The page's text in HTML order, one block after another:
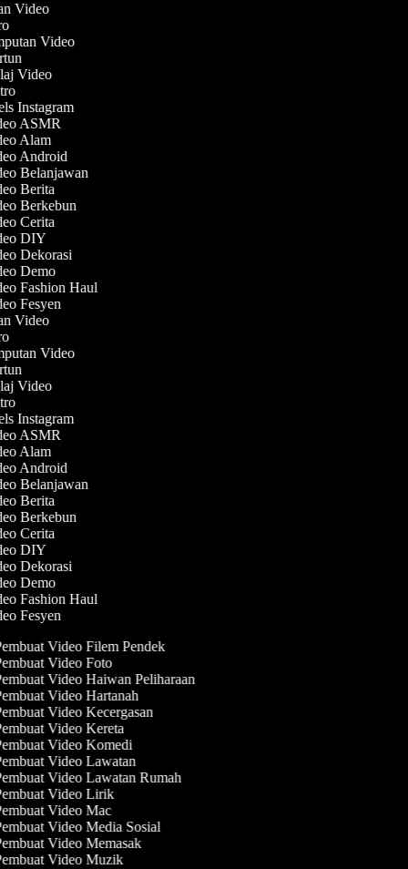
Video
Video
Video
Instagram
ASMR
Alam
Android
Belanjawan
Berita
Berkebun
Cerita
DIY
Dekorasi
Demo
Fashion Haul
Fesyen
Video
Video
Video
Instagram
ASMR
Alam
Android
Belanjawan
Berita
Berkebun
Cerita
DIY
Dekorasi
Demo
Fashion Haul
Fesyen
Video Filem Pendek
Video Foto
Video Haiwan Peliharaan
Video Hartanah
Video Kecergasan
Video Kereta
Video Komedi
Video Lawatan
Video Lawatan Rumah
Video Lirik
Video Mac
Video Media Sosial
Video Memasak
Video Muzik